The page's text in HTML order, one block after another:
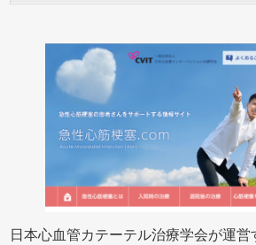
日本心血管カテーテル治療学会が運営